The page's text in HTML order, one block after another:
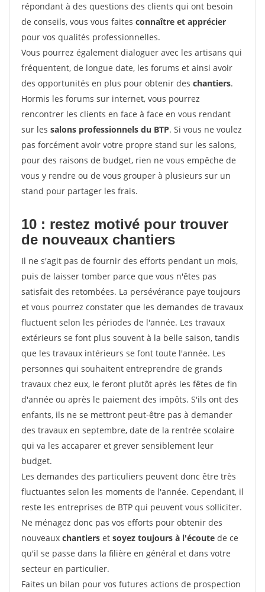
répondant à des questions des clients qui ont besoin
de conseils, vous vous faites connaître et apprécier
pour vos qualités professionnelles.
Vous pourrez également dialoguer avec les artisans qui
fréquentent, de longue date, les forums et ainsi avoir
des opportunités en plus pour obtenir des chantiers.
Hormis les forums sur internet, vous pourrez
rencontrer les clients en face à face en vous rendant
sur les salons professionnels du BTP. Si vous ne voulez
pas forcément avoir votre propre stand sur les salons,
pour des raisons de budget, rien ne vous empêche de
vous y rendre ou de vous grouper à plusieurs sur un
stand pour partager les frais.
10 : restez motivé pour trouver
de nouveaux chantiers
Il ne s'agit pas de fournir des efforts pendant un mois,
puis de laisser tomber parce que vous n'êtes pas
satisfait des retombées. La persévérance paye toujours
et vous pourrez constater que les demandes de travaux
fluctuent selon les périodes de l'année. Les travaux
extérieurs se font plus souvent à la belle saison, tandis
que les travaux intérieurs se font toute l'année. Les
personnes qui souhaitent entreprendre de grands
travaux chez eux, le feront plutôt après les fêtes de fin
d'année ou après le paiement des impôts. S'ils ont des
enfants, ils ne se mettront peut-être pas à demander
des travaux en septembre, date de la rentrée scolaire
qui va les accaparer et grever sensiblement leur
budget.
Les demandes des particuliers peuvent donc être très
fluctuantes selon les moments de l'année. Cependant, il
reste les entreprises de BTP qui peuvent vous solliciter.
Ne ménagez donc pas vos efforts pour obtenir des
nouveaux chantiers et soyez toujours à l'écoute de ce
qu'il se passe dans la filière en général et dans votre
secteur en particulier.
Faites un bilan pour vos futures actions de prospection